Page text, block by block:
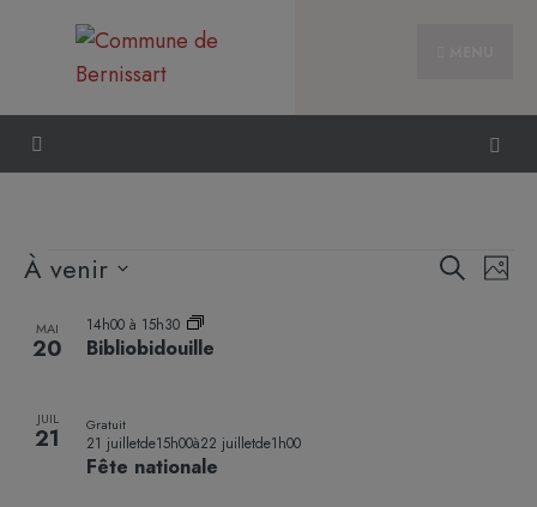
Recherche
Photo
À venir
la
date
List
of
in
Photo
View
MAI
20 Bibliobidouille
14h00 à 15h30
JUIL
21
Fête nationale
21 juilletde15h00à22 juilletde1h00
Gratuit